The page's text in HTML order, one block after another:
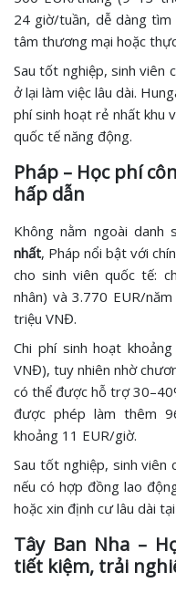
24 giờ/tuần, dễ dàng
tâm thương mại hoặc
Sau tốt nghiệp, sinh viên
ở lại làm việc lâu dài.
phí sinh hoạt rẻ nhất khu
quốc tế năng động.
Pháp – Học phí
hấp dẫn
Không nằm ngoài danh
nhất, Pháp nổi bật với
cho sinh viên quốc tế:
nhân) và 3.770 EUR/
triệu VNĐ.
Chi phí sinh hoạt
VNĐ), tuy nhiên nhờ
có thể được hỗ trợ
được phép làm thêm
khoảng 11 EUR/giờ.
Sau tốt nghiệp, sinh viên
nếu có hợp đồng lao
hoặc xin định cư lâu dài
Tây Ban Nha –
tiết kiệm, trải